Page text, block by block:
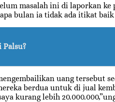
masalah ini di laporkan
bulan ia tidak ada itikat
Palsu?
uang tersebut
berdua untuk di jual
kurang lebih